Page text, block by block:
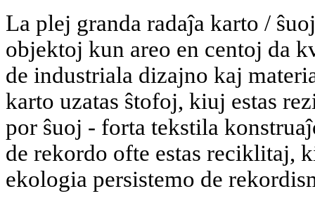
La plej granda radaĵa karto /
objektoj kun areo en centoj da
de industriala dizajno kaj
karto uzatas ŝtofoj, kiuj estas
por ŝuoj - forta tekstila
de rekordo ofte estas reciklitaj,
ekologia persistemo de